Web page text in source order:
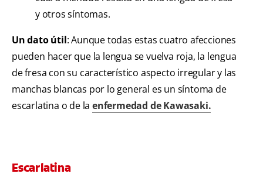
y otros síntomas.
Un dato útil: Aunque todas estas cuatro afecciones
pueden hacer que la lengua se vuelva roja, la lengua
de fresa consu característico aspecto irregular y las
manchas blancas por lo general es un síntoma de
escarlatina o de laenfermedad de Kawasaki.
Escarlatina